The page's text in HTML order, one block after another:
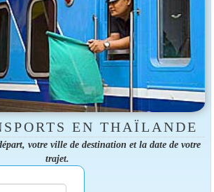
EN THAÏLANDE
votre ville de destination et la date de votre
trajet.